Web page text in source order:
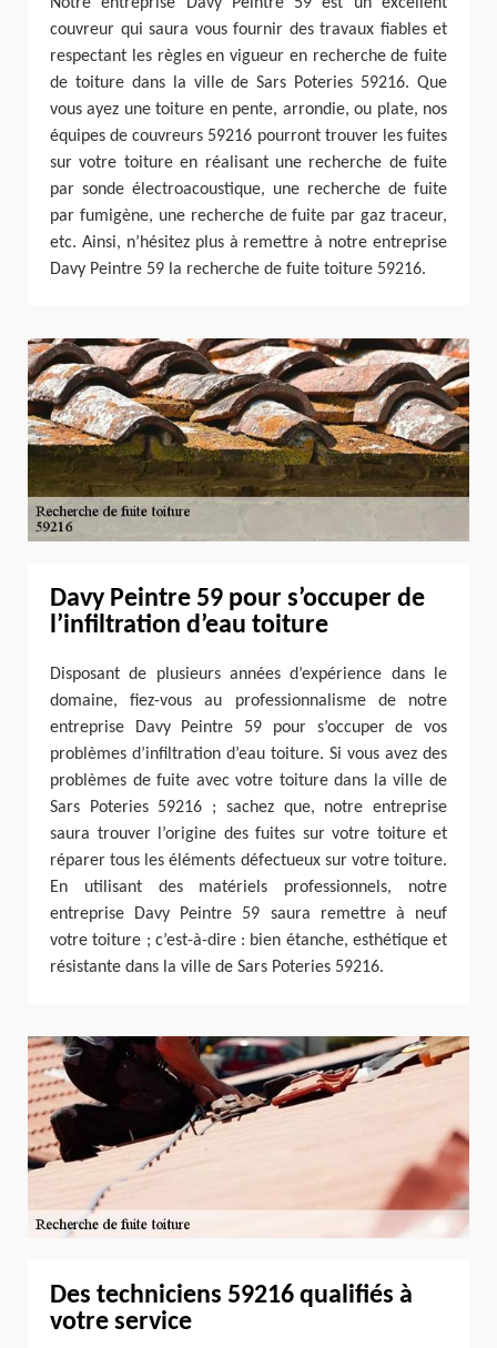
Notre entreprise Davy Peintre 59 est un excellent
couvreur qui saura vous fournir des travaux fiables et
respectant les règles en vigueur en recherche de fuite
de toiture dans la ville de Sars Poteries 59216. Que
vous ayez une toiture en pente, arrondie, ou plate, nos
équipes de couvreurs 59216 pourront trouver les fuites
sur votre toiture en réalisant une recherche de fuite
par sonde électroacoustique, une recherche de fuite
par fumigène, une recherche de fuite par gaz traceur,
etc. Ainsi, n’hésitez plus à remettre à notre entreprise
Davy Peintre 59 la recherche de fuite toiture 59216.
Davy Peintre 59 pour s’occuper de
l’infiltration d’eau toiture
Disposant de plusieurs années d’expérience dans le
domaine, fiez-vous au professionnalisme de notre
entreprise Davy Peintre 59 pour s’occuper de vos
problèmes d’infiltration d’eau toiture. Si vous avez des
problèmes de fuite avec votre toiture dans la ville de
Sars Poteries 59216 ; sachez que, notre entreprise
saura trouver l’origine des fuites sur votre toiture et
réparer tous les éléments défectueux sur votre toiture.
En utilisant des matériels professionnels, notre
entreprise Davy Peintre 59 saura remettre à neuf
votre toiture ; c’est-à-dire : bien étanche, esthétique et
résistante dans la ville de Sars Poteries 59216.
Des techniciens 59216 qualifiés à
votre service